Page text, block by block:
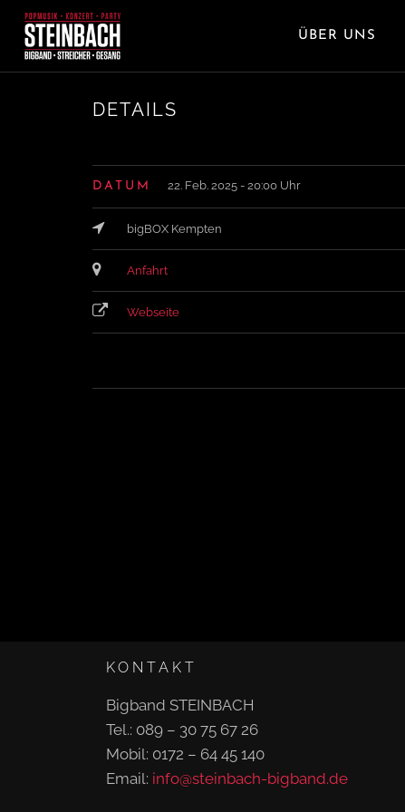
ÜBER UNS
DETAILS
DATUM 22. Feb. 2025 - 20:00 Uhr
bigBOX Kempten
Anfahrt
Webseite
KONTAKT
Bigband STEINBACH
Tel.: 089 – 30 75 67 26
Mobil: 0172 – 64 45 140
Email: info@steinbach-bigband.de